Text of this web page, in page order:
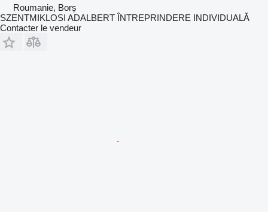
Roumanie, Borș
SZENTMIKLOSI ADALBERT ÎNTREPRINDERE INDIVIDUALĂ
Contacter le vendeur